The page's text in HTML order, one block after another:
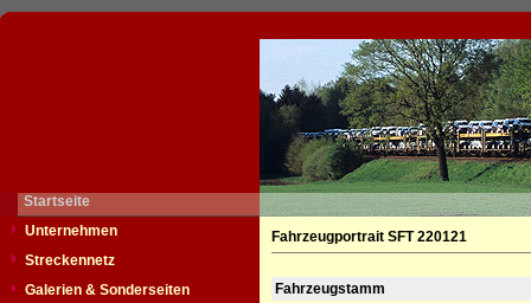
Startseite
Unternehmen
Streckennetz
Galerien & Sonderseiten
Fahrzeugportrait SFT 220121
Fahrzeugstamm